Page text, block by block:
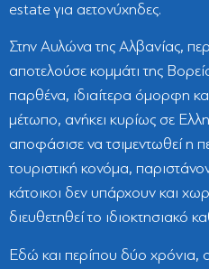
estate για αετονύχηδες.
Στην Αυλώνα της Αλβανίας,
αποτελούσε κομμάτι της
παρθένα, ιδιαίτερα όμορφη
μέτωπο, ανήκει κυρίως σε
αποφάσισε να τσιμεντωθεί η
τουριστική κονόμα,
κάτοικοι δεν υπάρχουν και
διευθετηθεί το ιδιοκτησιακό
Εδώ και περίπου δύο χρόνια,